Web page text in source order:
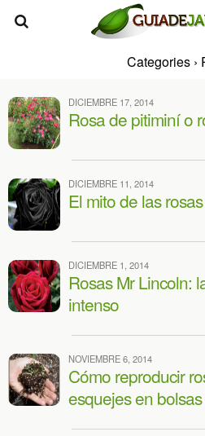
Categories ›
DICIEMBRE 17, 2014
Rosa de pitiminí o
DICIEMBRE 11, 2014
El mito de las
DICIEMBRE 1, 2014
Rosas Mr Lincoln:
intenso
NOVIEMBRE 6, 2014
Cómo reproducir
esquejes en